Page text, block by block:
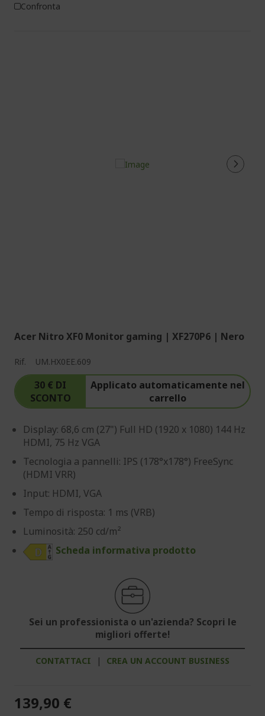
Confronta
Acer Nitro XF0 Monitor gaming | XF270P6 | Nero
Rif. UM.HX0EE.609
30 € DI
SCONTO
Applicato automaticamente nel
carrello
Display: 68,6 cm (27") Full HD (1920 x 1080) 144 Hz
HDMI, 75 Hz VGA
Tecnologia a pannelli: IPS (178°x178°) FreeSync
(HDMI VRR)
Input: HDMI, VGA
Tempo di risposta: 1 ms (VRB)
Luminosità: 250 cd/m²
Scheda informativa prodotto
Sei un professionista o un'azienda? Scopri le
migliori offerte!
CONTATTACI | CREA UN ACCOUNT BUSINESS
139,90 €